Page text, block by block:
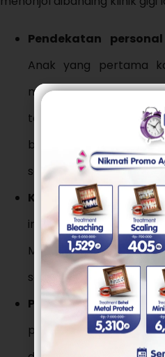
Pendekatan
Anak yang pertama
merasa trauma jika
tepat. Di TARS Dental
berinteraksi dengan
sehingga mereka tidak
Kebersihan klinik
ini sangat
Mulai dari ruang
selalu terjaga, sehingga
Pelayanan yang
pasien mendapat